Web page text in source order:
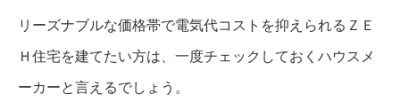
リーズナブルな価格帯で電気代コストを抑えられるＺＥ
Ｈ住宅を建てたい方は、一度チェックしておくハウスメ
ーカーと言えるでしょう。